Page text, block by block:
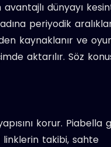
dünyayı
periyodik
kaynaklanır ve
aktarılır. Söz
korur. Piabella
linklerin takibi, sahte